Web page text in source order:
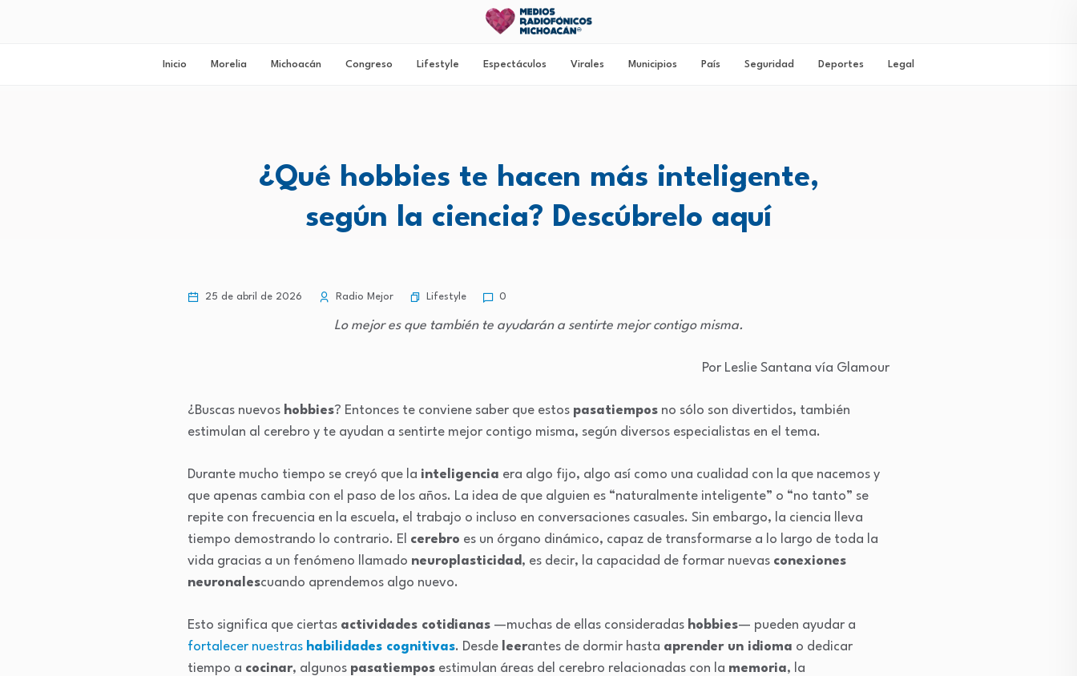
Inicio Morelia Michoacán Congreso Lifestyle Espectáculos Virales Municipios País Seguridad Deportes Legal
¿Qué hobbies te hacen más inteligente,
según la ciencia? Descúbrelo aquí
25 de abril de 2026 Radio Mejor Lifestyle 0
Lo mejor es que también te ayudarán a sentirte mejor contigo misma.
Por Leslie Santana vía Glamour
¿Buscas nuevos hobbies? Entonces te conviene saber que estos pasatiempos no sólo son divertidos, también
estimulan al cerebro y te ayudan a sentirte mejor contigo misma, según diversos especialistas en el tema.
Durante mucho tiempo se creyó que la inteligencia era algo fijo, algo así como una cualidad con la que nacemos y
que apenas cambia con el paso de los años. La idea de que alguien es “naturalmente inteligente” o “no tanto” se
repite con frecuencia en la escuela, el trabajo o incluso en conversaciones casuales. Sin embargo, la ciencia lleva
tiempo demostrando lo contrario. El cerebro es un órgano dinámico, capaz de transformarse a lo largo de toda la
vida gracias a un fenómeno llamado neuroplasticidad , es decir, la capacidad de formar nuevas conexiones
neuronalescuando aprendemos algo nuevo.
Esto significa que ciertas actividades cotidianas —muchas de ellas consideradas hobbies— pueden ayudar a
fortalecer nuestras habilidades cognitivas. Desde leerantes de dormir hasta aprender un idioma o dedicar
tiempo a cocinar, algunos pasatiempos estimulan áreas del cerebro relacionadas con la memoria, la